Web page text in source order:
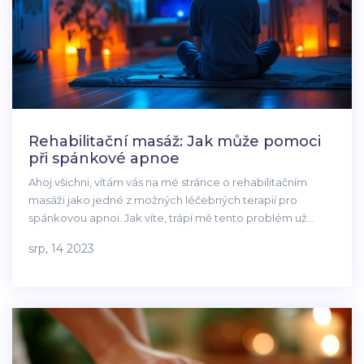
Rehabilitační masáž: Jak může pomoci
při spánkové apnoe
Ahoj všichni, vítám vás na mé stránce o rehabilitačním
masáži jako jedné z možných léčebných terapií pro
spánkovou apnoi. Jak víte, trápí mě tento problém už
vypořádat. Mým cílem je sdílet vše, co se dozvím o této
rehabilitačních masáží.
srp, 14 2023